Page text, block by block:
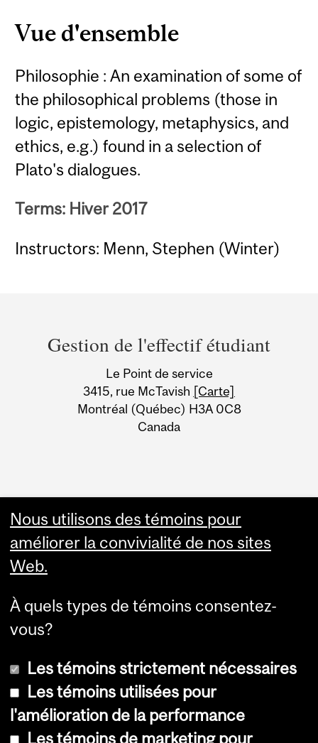
Vue d'ensemble
Philosophie : An examination of some of
the philosophical problems (those in
logic, epistemology, metaphysics, and
ethics, e.g.) found in a selection of
Plato's dialogues.
Terms: Hiver 2017
Instructors: Menn, Stephen (Winter)
and
University
Information
Gestion de l'effectif étudiant
Le Point de service
3415, rue McTavish [Carte]
Montréal (Québec) H3A 0C8
Canada
© Université McGill, 2026
Nous utilisons des témoins pour
améliorer la convivialité de nos sites
Web.
À quels types de témoins consentez-
vous?
Les témoins strictement nécessaires
Les témoins utilisées pour
l'amélioration de la performance
Les témoins de marketing pour